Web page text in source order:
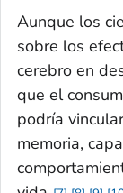
Aunque los
sobre los
cerebro en
que el
podría
memoria,